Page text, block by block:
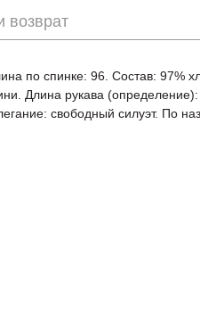
возврат
по спинке: 96. Состав: 97%
Длина рукава
свободный силуэт. По